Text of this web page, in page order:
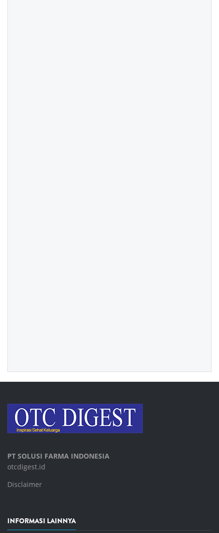
PT SOLUSI FARMA INDONESIA
otcdigest.id
Disclaimer
INFORMASI LAINNYA